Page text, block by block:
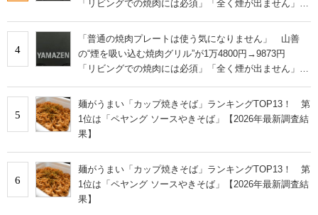
「リビングでの焼肉には必須」「全く煙が出ません」と
4
「普通の焼肉プレートは使う気になりません」 山善
の“煙を吸い込む焼肉グリル”が1万4800円→9873円
「リビングでの焼肉には必須」「全く煙が出ません」と
5
麺がうまい「カップ焼きそば」ランキングTOP13！ 第
1位は「ペヤング ソースやきそば」【2026年最新調査結
果】
6
麺がうまい「カップ焼きそば」ランキングTOP13！ 第
1位は「ペヤング ソースやきそば」【2026年最新調査結
果】